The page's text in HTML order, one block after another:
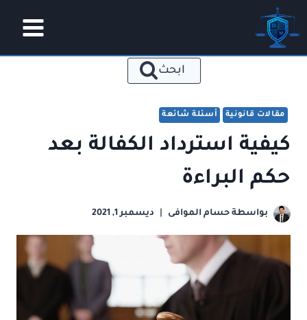
التجاوز
إلى
المحتوى
ابحث
مقالات قانونية أسئلة شائعة
كيفية استرداد الكفالة بعد
حكم البراءة
بواسطة حسام الموافى ديسمبر 1, 2021